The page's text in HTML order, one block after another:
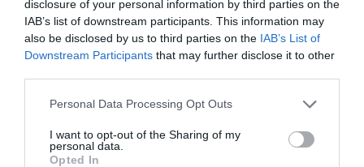
disclosure of your personal information by third parties on the
IAB’s list of downstream participants. This information may
also be disclosed by us to third parties on the IAB’s List of
Downstream Participants that may further disclose it to other
Personal Data Processing Opt Outs
I want to opt-out of the Sharing of my
personal data.
Opted In
Desde su experiencia como psicólogo general
sanitario, el autor analiza las luces y sombras de una
sociedad cada vez más conectada, pero que, a su